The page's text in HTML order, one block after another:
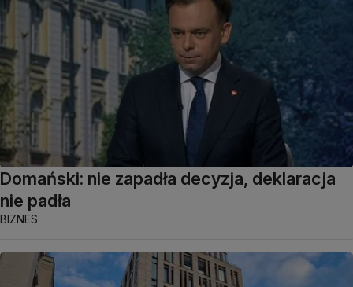
Domański: nie zapadła decyzja, deklaracja
nie padła
BIZNES